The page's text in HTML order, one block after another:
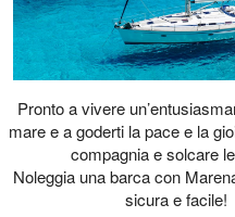
Pronto a vivere
mare e a goderti la pace e la
compagnia e solcare
Noleggia una barca con
sicura e facile!